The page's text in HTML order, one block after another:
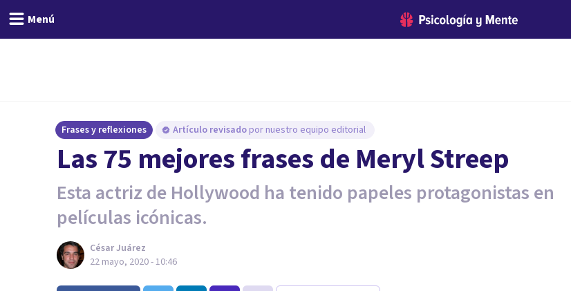
Menú
Frases y reflexiones Artículo revisado por nuestro equipo editorial
Las 75 mejores frases de Meryl Streep
Esta actriz de Hollywood ha tenido papeles protagonistas en
películas icónicas.
César Juárez
22 mayo, 2020 - 10:46